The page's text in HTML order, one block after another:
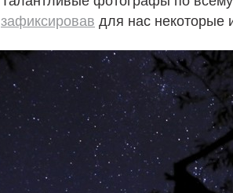
зафиксировав для нас некоторые